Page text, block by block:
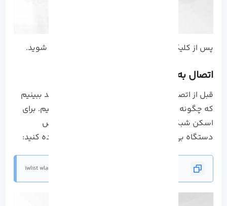
پس از کلیک روی شبکه، باید بدون مشکل متصل شوید.
اتصال به
قبل از اتصال به شبکه با استفاده از ترمینال، بیایید ببینیم
که چگونه همه شبکه‌های موجود را شناسایی کنیم. برای
اسکن شبکه ها می توانید از دستور iwlist و سپس
دستگاه بی سیم خود و اسکن عملکرد زیر استفاده کنید:
iwlist wlan0 scan